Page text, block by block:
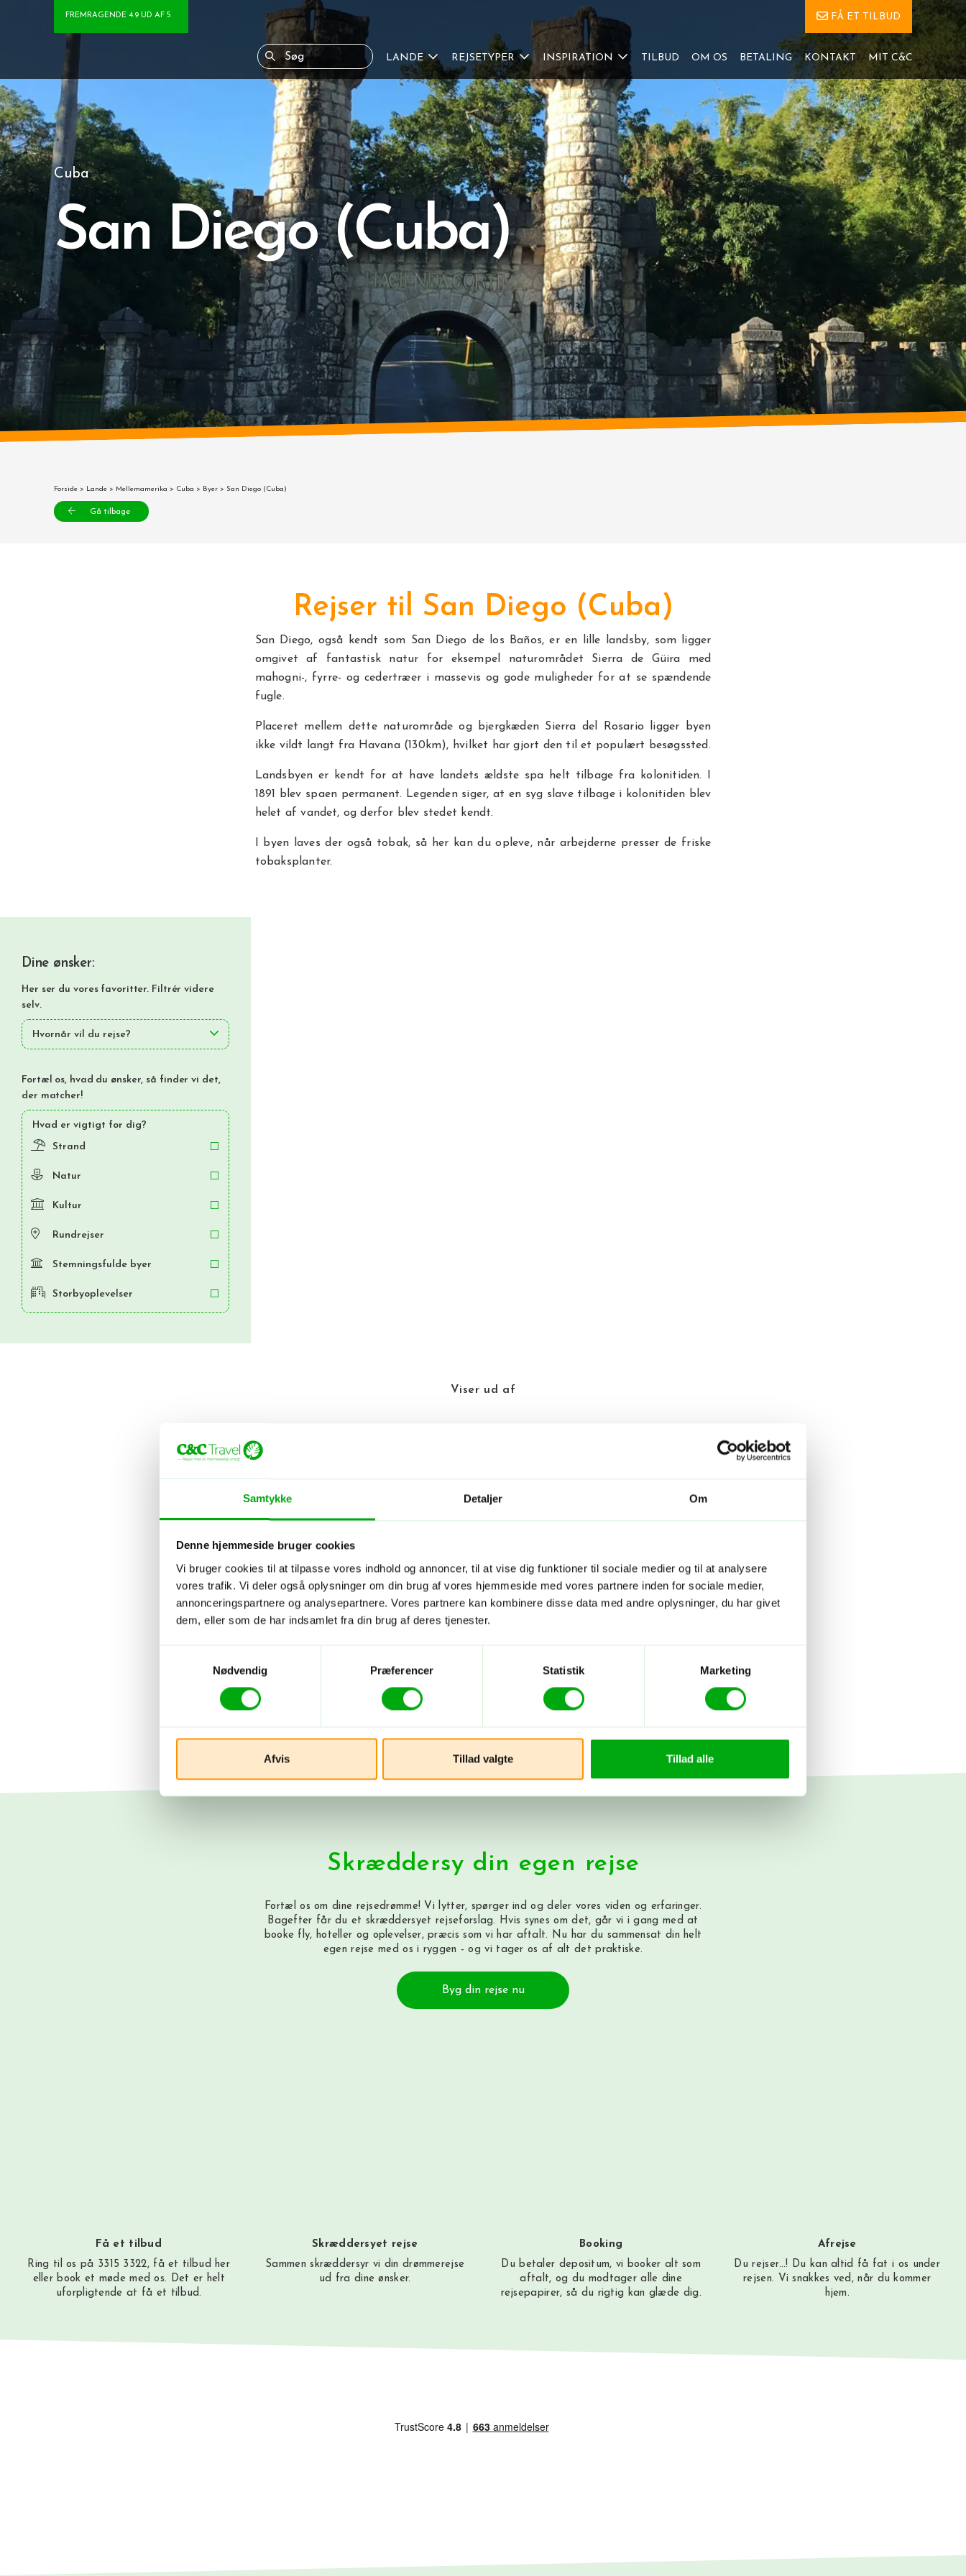
Samtykke Detaljer Om
Denne hjemmeside bruger cookies
Vi bruger cookies til at tilpasse vores indhold og annoncer, til at vise dig funktioner til sociale medier og til at analysere
vores trafik. Vi deler også oplysninger om din brug af vores hjemmeside med vores partnere inden for sociale medier,
annonceringspartnere og analysepartnere. Vores partnere kan kombinere disse data med andre oplysninger, du har givet
dem, eller som de har indsamlet fra din brug af deres tjenester.
Nødvendig
Præferencer Statistik Marketing
Afvis Tillad valgte Tillad alle
FREMRAGENDE 4.9 UD AF 5 FÅ ET TILBUD
LANDE REJSETYPER INSPIRATION TILBUD OM OS BETALING KONTAKT MIT C&C
Cuba
San Diego (Cuba)
Forside > Lande > Mellemamerika > Cuba > Byer > San Diego (Cuba)
Gå tilbage
Rejser til San Diego (Cuba)
San Diego, også kendt som San Diego de los Baños, er en lille landsby, som ligger
omgivet af fantastisk natur for eksempel naturområdet Sierra de Güira med
mahogni-, fyrre- og cedertræer i massevis og gode muligheder for at se spændende
fugle.
Placeret mellem dette naturområde og bjergkæden Sierra del Rosario ligger byen
ikke vildt langt fra Havana (130km), hvilket har gjort den til et populært besøgssted.
Landsbyen er kendt for at have landets ældste spa helt tilbage fra kolonitiden. I
1891 blev spaen permanent. Legenden siger, at en syg slave tilbage i kolonitiden blev
helet af vandet, og derfor blev stedet kendt.
I byen laves der også tobak, så her kan du opleve, når arbejderne presser de friske
tobaksplanter.
Dine ønsker:
Her ser du vores favoritter. Filtrér videre
selv.
Hvornår vil du rejse?
Fortæl os, hvad du ønsker, så finder vi det,
der matcher!
Hvad er vigtigt for dig?
Strand
Natur
Kultur
Rundrejser
Stemningsfulde byer
Storbyoplevelser
Viser ud af
Hoteller i San Diego (Cuba)
Hotel - Cuba - San Diego (Cuba)
Casa Particular
Flere hoteller i San Diego (Cuba)
Skræddersy din egen rejse
Fortæl os om dine rejsedrømme! Vi lytter, spørger ind og deler vores viden og erfaringer.
Bagefter får du et skræddersyet rejseforslag. Hvis synes om det, går vi i gang med at
booke fly, hoteller og oplevelser, præcis som vi har aftalt. Nu har du sammensat din helt
egen rejse med os i ryggen - og vi tager os af alt det praktiske.
Byg din rejse nu
Få et tilbud
Ring til os på 3315 3322, få et tilbudher
eller book et møde med os. Det er helt
uforpligtende at få et tilbud.
Skræddersyet rejse
Sammen skræddersyr vi din drømmerejse
ud fra dine ønsker.
Booking
Du betaler depositum, vi booker alt som
aftalt, og du modtager alle dine
rejsepapirer, så du rigtig kan glæde dig.
Afrejse
Du rejser…! Du kan altid få fat i os under
rejsen. Vi snakkes ved, når du kommer
hjem.